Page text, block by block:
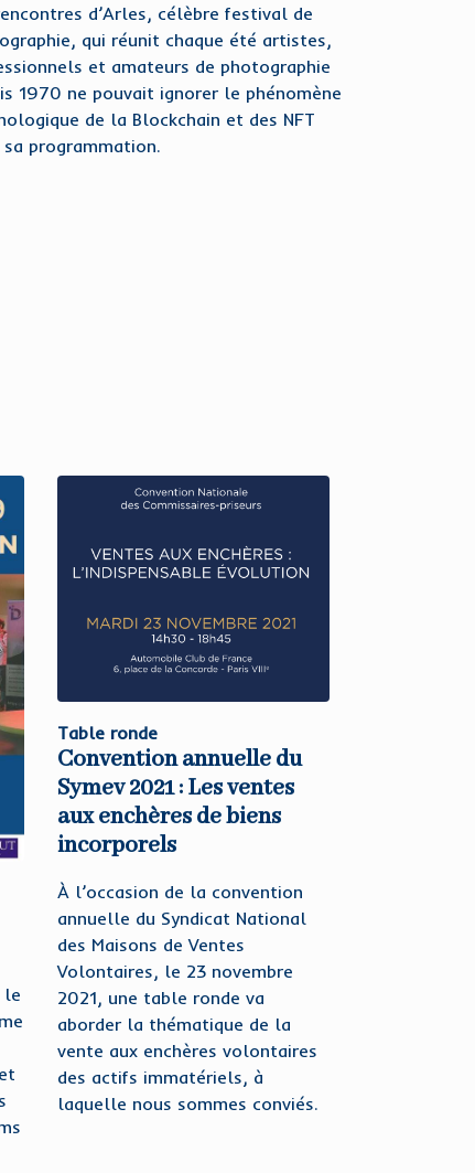
d’Arles, célèbre festival de
qui réunit chaque été artistes,
et amateurs de photographie
1970 ne pouvait ignorer le phénomène
de la Blockchain et des NFT
sa programmation.
le
Table ronde
Convention annuelle du
Symev 2021 : Les ventes
aux enchères de biens
incorporels
À l’occasion de la convention
annuelle du Syndicat National
des Maisons de Ventes
Volontaires, le 23 novembre
2021, une table ronde va
aborder la thématique de la
vente aux enchères volontaires
des actifs immatériels, à
laquelle nous sommes conviés.